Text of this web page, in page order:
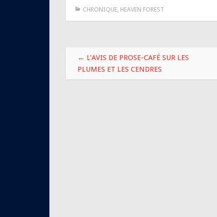
CHRONIQUE, HEAVEN FOREST
Navigation
des
← L’AVIS DE PROSE-CAFÉ SUR LES
PLUMES ET LES CENDRES